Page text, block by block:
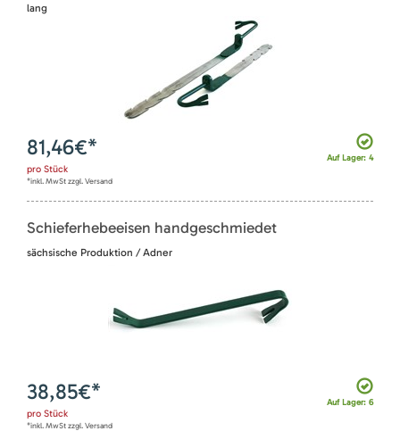
lang
Auf Lager: 4
81,46€*
pro Stück
*inkl. MwSt zzgl. Versand
Schieferhebeeisen handgeschmiedet
sächsische Produktion / Adner
Auf Lager: 6
38,85€*
pro Stück
*inkl. MwSt zzgl. Versand